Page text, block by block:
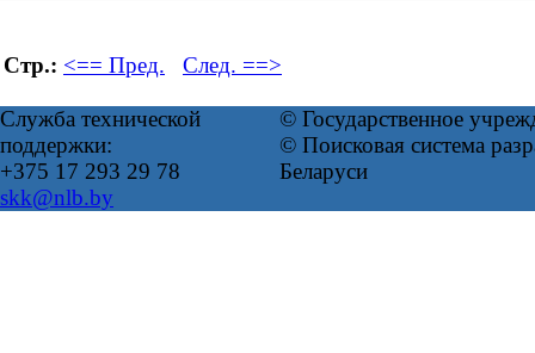
Стр.: <== Пред. След. ==>
Служба технической
поддержки:
+375 17 293 29 78
skk@nlb.by
© Государственное
© Поисковая система
Беларуси